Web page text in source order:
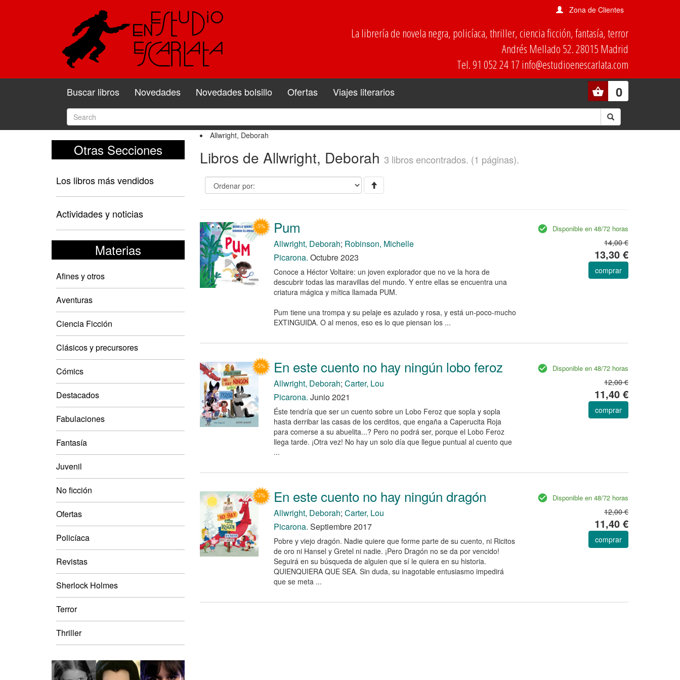
Zona de Clientes
La librería de novela negra, policíaca, thriller, ciencia ficción, fantasía, terror
Andrés Mellado 52. 28015 Madrid
Tel. 91 052 24 17 info@estudioenescarlata.com
0
Buscar libros Novedades Novedades bolsillo Ofertas Viajes literarios
Otras Secciones
Los libros más vendidos
Actividades y noticias
Materias
Afines y otros
Aventuras
Ciencia Ficción
Clásicos y precursores
Cómics
Destacados
Fabulaciones
Fantasía
Juvenil
No ficción
Ofertas
Policíaca
Revistas
Sherlock Holmes
Terror
Thriller
Allwright, Deborah
Libros de Allwright, Deborah 3 libros encontrados. (1 páginas).
Pum
Allwright, Deborah; Robinson, Michelle
Picarona. Octubre 2023
Conoce a Héctor Voltaire: un joven explorador que no ve la hora de
descubrir todas las maravillas del mundo. Y entre ellas se encuentra una
criatura mágica y mítica llamada PUM.
Pum tiene una trompa y su pelaje es azulado y rosa, y está un-poco-mucho
EXTINGUIDA. O al menos, eso es lo que piensan los ...
Disponible en 48/72 horas
14,00 €
13,30 €
comprar
En este cuento no hay ningún lobo feroz
Allwright, Deborah; Carter, Lou
Picarona. Junio 2021
Éste tendría que ser un cuento sobre un Lobo Feroz que sopla y sopla
hasta derribar las casas de los cerditos, que engaña a Caperucita Roja
para comerse a su abuelita...? Pero no podrá ser, porque el Lobo Feroz
llega tarde. ¡Otra vez! No hay un solo día que llegue puntual al cuento que
...
Disponible en 48/72 horas
12,00 €
11,40 €
comprar
En este cuento no hay ningún dragón
Allwright, Deborah; Carter, Lou
Picarona. Septiembre 2017
Pobre y viejo dragón. Nadie quiere que forme parte de su cuento, ni Ricitos
de oro ni Hansel y Gretel ni nadie. ¡Pero Dragón no se da por vencido!
Seguirá en su búsqueda de alguien que sí le quiera en su historia.
QUIENQUIERA QUE SEA. Sin duda, su inagotable entusiasmo impedirá
que se meta ...
Disponible en 48/72 horas
12,00 €
11,40 €
comprar